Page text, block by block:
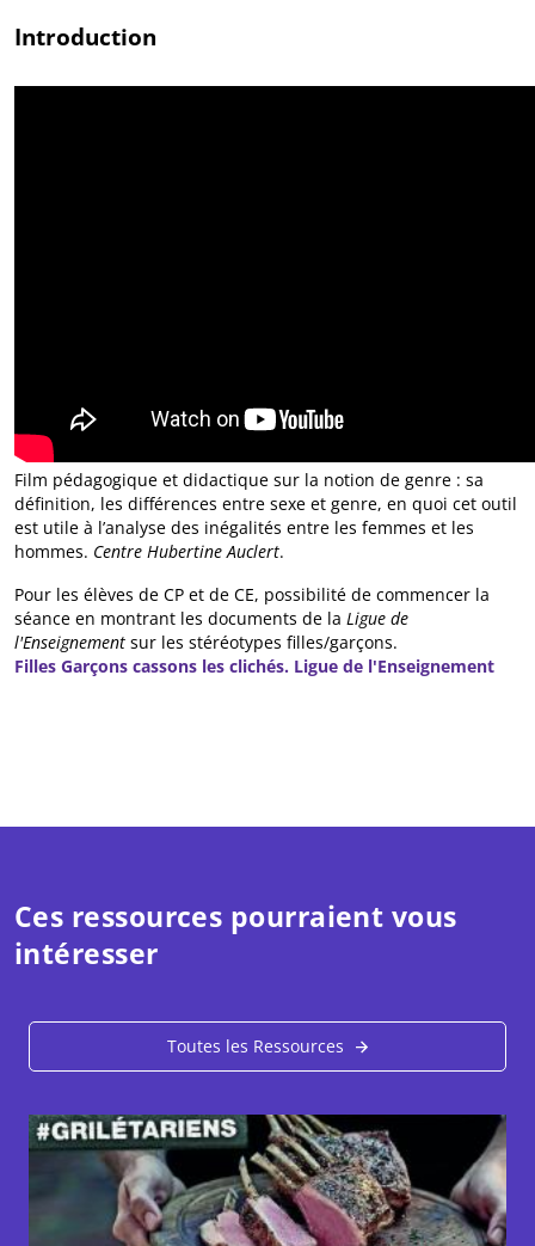
Introduction
Film pédagogique et didactique sur la notion de genre : sa
définition, les différences entre sexe et genre, en quoi cet outil
est utile à l’analyse des inégalités entre les femmes et les
hommes. Centre Hubertine Auclert.
Pour les élèves de CP et de CE, possibilité de commencer la
séance en montrant les documents de la Ligue de
l'Enseignement sur les stéréotypes filles/garçons.
Filles Garçons cassons les clichés. Ligue de l'Enseignement
Ces ressources pourraient vous
intéresser
Toutes les Ressources